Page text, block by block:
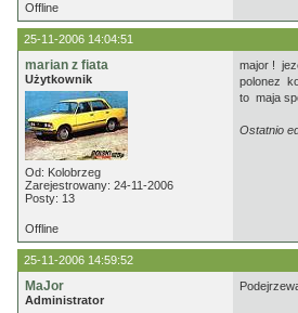
Offline
25-11-2006 14:04:51
marian z fiata
Użytkownik
Od: Kolobrzeg
Zarejestrowany: 24-11-2006
Posty: 13
major !
polonez
to maja
Ostatnio
Offline
25-11-2006 14:59:52
MaJor
Administrator